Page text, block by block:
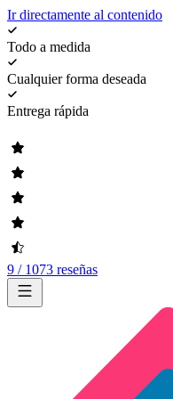
Ir directamente al contenido
Todo a medida
Cualquier forma deseada
Entrega rápida
9 / 1073 reseñas